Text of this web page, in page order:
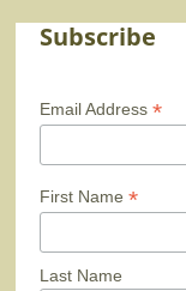
Subscribe
Email Address *
First Name *
Last Name